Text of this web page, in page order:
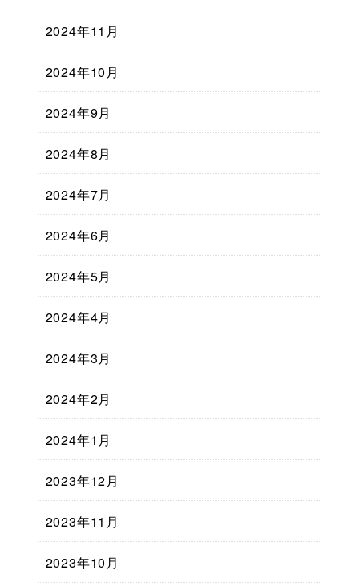
2024年11月
2024年10月
2024年9月
2024年8月
2024年7月
2024年6月
2024年5月
2024年4月
2024年3月
2024年2月
2024年1月
2023年12月
2023年11月
2023年10月